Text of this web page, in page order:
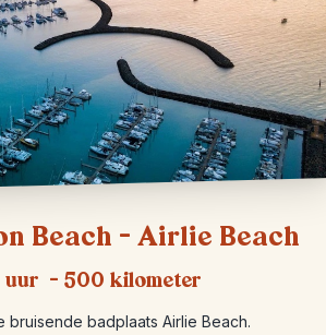
Beach – Airlie Beach
uur – 500 kilometer
bruisende badplaats Airlie Beach.